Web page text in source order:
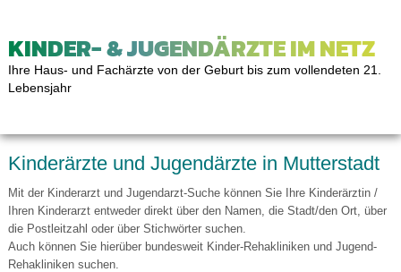
KINDER- & JUGENDÄRZTE IM NETZ
Ihre Haus- und Fachärzte von der Geburt bis zum vollendeten 21.
Lebensjahr
Kinderärzte und Jugendärzte in Mutterstadt
Mit der Kinderarzt und Jugendarzt-Suche können Sie Ihre Kinderärztin /
Ihren Kinderarzt entweder direkt über den Namen, die Stadt/den Ort, über
die Postleitzahl oder über Stichwörter suchen.
Auch können Sie hierüber bundesweit Kinder-Rehakliniken und Jugend-
Rehakliniken suchen.